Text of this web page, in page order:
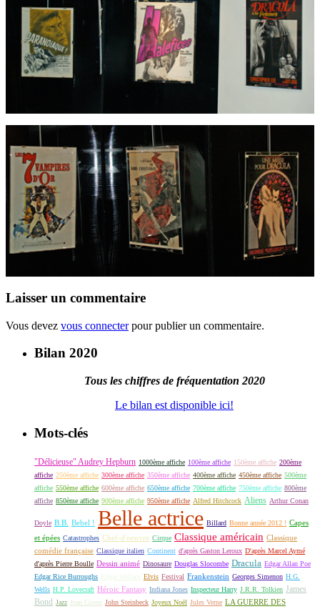
Laisser un commentaire
Vous devez vous connecterpour publier un commentaire.
Bilan 2020
Tous les chiffres de fréquentation 2020
Le bilan est disponible ici!
Mots-clés
"Délicieuse" Audrey Hepburn 1000ème affiche 100ème affiche 150ème affiche 200ème
affiche 250ème affiche 300ème affiche 350ème affiche 400ème affiche 450ème affiche 500ème
affiche 550ème affiche 600ème affiche 650ème affiche 700ème affiche 750ème affiche 800ème
affiche 850ème affiche 900ème affiche 950ème affiche Alfred Hitchcock Aliens Arthur Conan
Doyle B.B. Bebel ! Belle actrice Billard Bonne année 2012 ! Capes
et épées Catastrophes Chef-d'oeuvre Cirque Classique américain Classique
comédie française Classique italien Continent d'après Gaston Leroux D'après Marcel Aymé
d'après Pierre Boulle Dessin animé Dinosaure Douglas Slocombe Dracula Edgar Allan Poe
Edgar Rice Burroughs Edgar Wallace Elvis Festival Frankenstein Georges Simenon H.G.
Wells H.P. Lovecraft Héroic Fantasy Indiana Jones Inspecteur Harry J.R.R. Tolkien James
Bond Jazz Jean Giono John Steinbeck Joyeux Noël Jules Verne LA GUERRE DES